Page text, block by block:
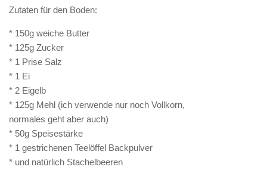
Zutaten für den Boden:
* 150g weiche Butter
* 125g Zucker
* 1 Prise Salz
* 1 Ei
* 2 Eigelb
* 125g Mehl (ich verwende nur noch Vollkorn,
normales geht aber auch)
* 50g Speisestärke
* 1 gestrichenen Teelöffel Backpulver
* und natürlich Stachelbeeren